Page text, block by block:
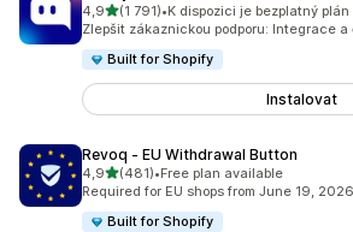
4,9z 5 hvězd
(1 791)
Celkový počet recenzí: 1791
•K dispozici je bezplatný plán
Zlepšit zákaznickou podporu: Integrace
Built for Shopify
Instalovat
Revoq ‑ EU Withdrawal Button
4,9z 5 hvězd
(481)
Celkový počet recenzí: 481
•Free plan available
Required for EU shops from June 19,
Built for Shopify